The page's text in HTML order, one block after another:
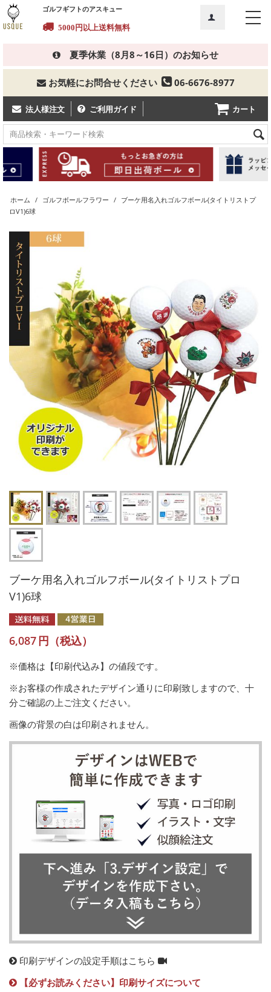
ゴルフギフトのアスキュー
5000円以上送料無料
夏季休業（8月8～16日）のお知らせ
お気軽にお問合せください 06-6676-8977
法人様注文 ご利用ガイド カート
ホーム / ゴルフボールフラワー / ブーケ用名入れゴルフボール(タイトリストプ
ロV1)6球
ブーケ用名入れゴルフボール(タイトリストプロ
V1)6球
6,087円（税込）
※価格は【印刷代込み】の値段です。
※お客様の作成されたデザイン通りに印刷致しますので、十
分ご確認の上ご注文ください。
画像の背景の白は印刷されません。
印刷デザインの設定手順はこちら
【必ずお読みください】印刷サイズについて